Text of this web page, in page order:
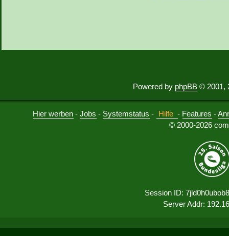
Powered by phpBB © 2001,
Hier werben -Jobs - Systemstatus - Hilfe - Features -
© 2000-2026
Session ID:
Server Addr: